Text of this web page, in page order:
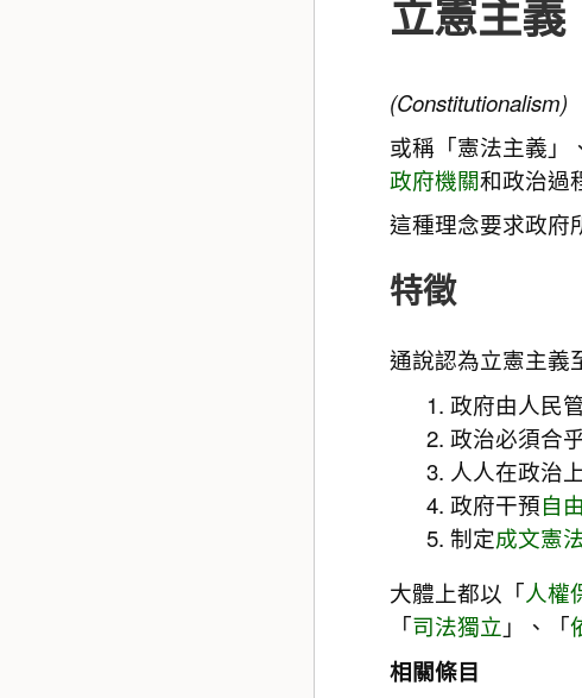
立憲主義
(Constitutionalism)
或稱「憲法主義」
政府機關和政治過
這種理念要求政府
特徵
通說認為立憲主義
政府由人民
政治必須合
人人在政治
政府干預自
制定成文憲
大體上都以「人權
「司法獨立 」、「
相關條目